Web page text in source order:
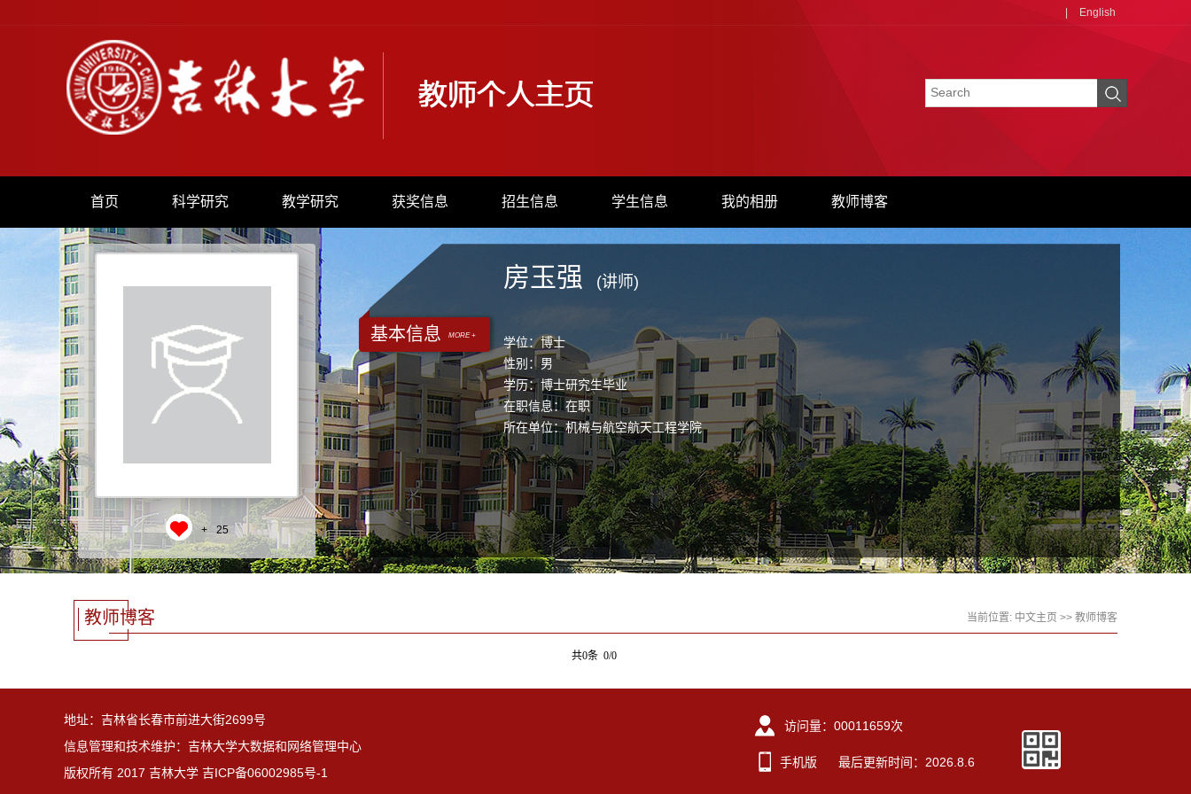
English
首页 科学研究 教学研究 获奖信息 招生信息 学生信息 我的相册 教师博客
+ 25
基本信息 MORE +
房玉强 (讲师)
学位：博士
性别：男
学历：博士研究生毕业
在职信息：在职
所在单位：机械与航空航天工程学院
教师博客 当前位置: 中文主页 >> 教师博客
共0条 0/0
地址：吉林省长春市前进大街2699号
信息管理和技术维护：吉林大学大数据和网络管理中心
版权所有 2017 吉林大学 吉ICP备06002985号-1
访问量： 00011659次
手机版 最后更新时间： 2026 8 6